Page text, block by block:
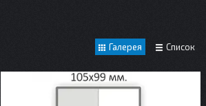
Галерея Список